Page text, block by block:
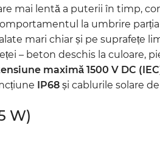
mai lentă a puterii în timp,
la umbrire
mari chiar și pe suprafețe
– beton deschis la culoare,
maximă 1500 V DC
IP68 și cablurile solare de
W)